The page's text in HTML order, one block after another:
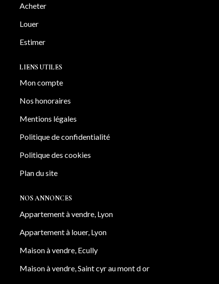
Acheter
Louer
Estimer
LIENS UTILES
Mon compte
Nos honoraires
Mentions légales
Politique de confidentialité
Politique des cookies
Plan du site
NOS ANNONCES
Appartement à vendre, Lyon
Appartement à louer, Lyon
Maison à vendre, Ecully
Maison à vendre, Saint cyr au mont d or